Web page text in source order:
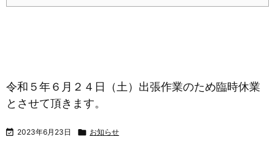
令和５年６月２４日（土）出張作業のため臨時休業
とさせて頂きます。
 2023年6月23日  お知らせ